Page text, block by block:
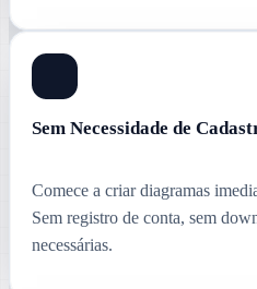
Sem Necessidade de
Comece a criar diagramas
Sem registro de conta, sem
necessárias.